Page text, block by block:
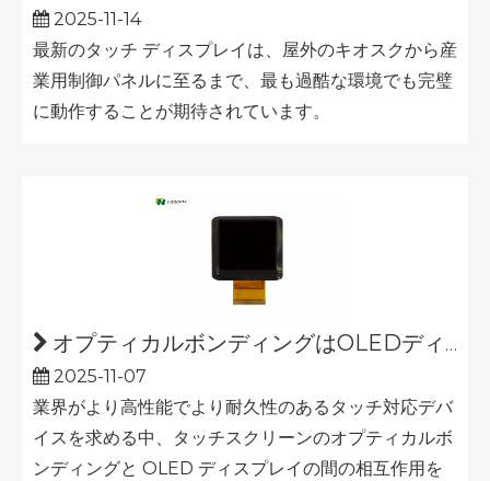
2025-11-14
最新のタッチ ディスプレイは、屋外のキオスクから産
業用制御パネルに至るまで、最も過酷な環境でも完璧
に動作することが期待されています。
オプティカルボンディングはOLEDディスプレイに使用されますか?
2025-11-07
業界がより高性能でより耐久性のあるタッチ対応デバ
イスを求める中、タッチスクリーンのオプティカルボ
ンディングと OLED ディスプレイの間の相互作用を